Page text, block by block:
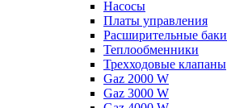
Насосы
Платы управления
Расширительные баки
Теплообменники
Трехходовые клапаны
Gaz 2000 W
Gaz 3000 W